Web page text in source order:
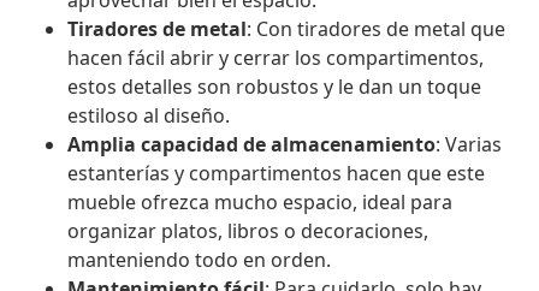
Tiradores de metal: Con tiradores de metal que
hacen fácil abrir y cerrar los compartimentos,
estos detalles son robustos y le dan un toque
estiloso al diseño.
Amplia capacidad de almacenamiento: Varias
estanterías y compartimentos hacen que este
mueble ofrezca mucho espacio, ideal para
organizar platos, libros o decoraciones,
manteniendo todo en orden.